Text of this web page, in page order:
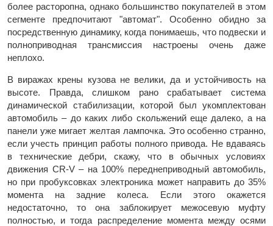
более расторопна, однако большинство покупателей в этом
сегменте предпочитают "автомат". Особенно обидно за
посредственную динамику, когда понимаешь, что подвески и
полноприводная трансмиссия настроены очень даже
неплохо.
В виражах крены кузова не велики, да и устойчивость на
высоте. Правда, слишком рано срабатывает система
динамической стабилизации, которой был укомплектован
автомобиль – до каких либо скольжений еще далеко, а на
панели уже мигает желтая лампочка. Это особенно странно,
если учесть принцип работы полного привода. Не вдаваясь
в технические дебри, скажу, что в обычных условиях
движения CR-V – на 100% переднеприводный автомобиль,
но при пробуксовках электроника может направить до 35%
момента на задние колеса. Если этого окажется
недостаточно, то она заблокирует межосевую муфту
полностью, и тогда распределение момента между осями